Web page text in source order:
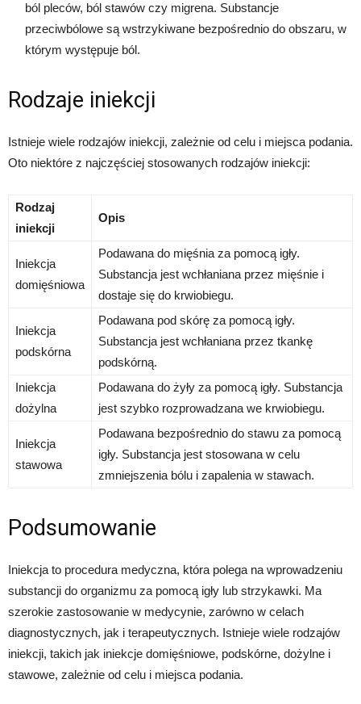
ból pleców, ból stawów czy migrena. Substancje
przeciwbólowe są wstrzykiwane bezpośrednio do obszaru, w
którym występuje ból.
Rodzaje iniekcji
Istnieje wiele rodzajów iniekcji, zależnie od celu i miejsca podania.
Oto niektóre z najczęściej stosowanych rodzajów iniekcji:
Rodzaj
iniekcji
Opis
Iniekcja
domięśniowa
Podawana do mięśnia za pomocą igły.
Substancja jest wchłaniana przez mięśnie i
dostaje się do krwiobiegu.
Iniekcja
podskórna
Podawana pod skórę za pomocą igły.
Substancja jest wchłaniana przez tkankę
podskórną.
Iniekcja
dożylna
Podawana do żyły za pomocą igły. Substancja
jest szybko rozprowadzana we krwiobiegu.
Iniekcja
stawowa
Podawana bezpośrednio do stawu za pomocą
igły. Substancja jest stosowana w celu
zmniejszenia bólu i zapalenia w stawach.
Podsumowanie
Iniekcja to procedura medyczna, która polega na wprowadzeniu
substancji do organizmu za pomocą igły lub strzykawki. Ma
szerokie zastosowanie w medycynie, zarówno w celach
diagnostycznych, jak i terapeutycznych. Istnieje wiele rodzajów
iniekcji, takich jak iniekcje domięśniowe, podskórne, dożylne i
stawowe, zależnie od celu i miejsca podania.